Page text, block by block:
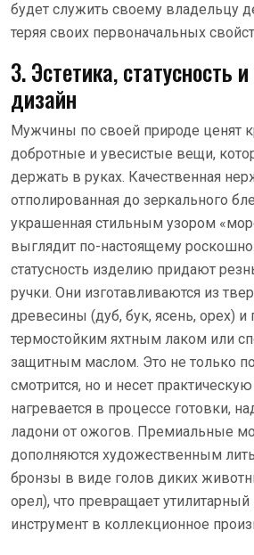
будет служить своему владельцу
теряя своих первоначальных
3. Эстетика, статусность
дизайн
Мужчины по своей природе ценят
добротные и увесистые вещи,
держать в руках. Качественная
отполированная до зеркального
украшенная стильным узором
выглядит по-настоящему
статусность изделию придают
ручки. Они изготавливаются из
древесины (дуб, бук, ясень, орех)
термостойким яхтным лаком или
защитным маслом. Это не только
смотрится, но и несет
нагревается в процессе готовки,
ладони от ожогов. Премиальные
дополняются художественным
бронзы в виде голов диких
орел), что превращает
инструмент в коллекционное